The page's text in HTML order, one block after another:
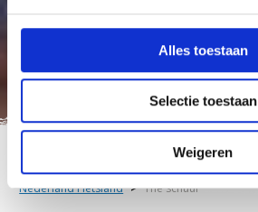
Alles toestaan
Selectie toestaan
Weigeren
Nederland Fietsland > The schuur